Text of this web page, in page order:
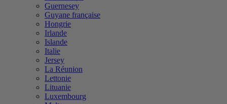
Guernesey
Guyane française
Hongrie
Irlande
Islande
Italie
Jersey
La Réunion
Lettonie
Lituanie
Luxembourg